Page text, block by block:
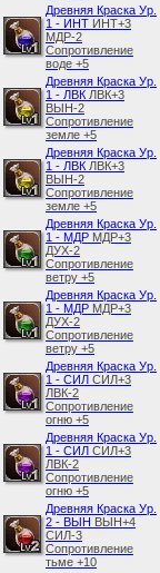
Древняя Краска Ур.
1 - ИНТ ИНТ+3
МДР-2
Сопротивление
воде +5
Древняя Краска Ур.
1 - ЛВК ЛВК+3
ВЫН-2
Сопротивление
земле +5
Древняя Краска Ур.
1 - ЛВК ЛВК+3
ВЫН-2
Сопротивление
земле +5
Древняя Краска Ур.
1 - МДР МДР+3
ДУХ-2
Сопротивление
ветру +5
Древняя Краска Ур.
1 - МДР МДР+3
ДУХ-2
Сопротивление
ветру +5
Древняя Краска Ур.
1 - СИЛ СИЛ+3
ЛВК-2
Сопротивление
огню +5
Древняя Краска Ур.
1 - СИЛ СИЛ+3
ЛВК-2
Сопротивление
огню +5
Древняя Краска Ур.
2 - ВЫН ВЫН+4
СИЛ-3
Сопротивление
тьме +10